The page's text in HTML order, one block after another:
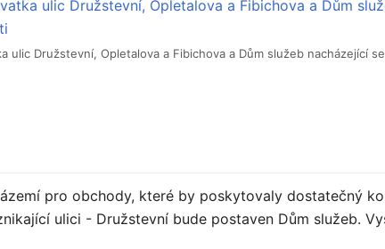
ulic Družstevní, Opletalova a Fibichova a Dům služeb nacházející
pro obchody, které by poskytovaly dostatečný
ulici - Družstevní bude postaven Dům služeb.